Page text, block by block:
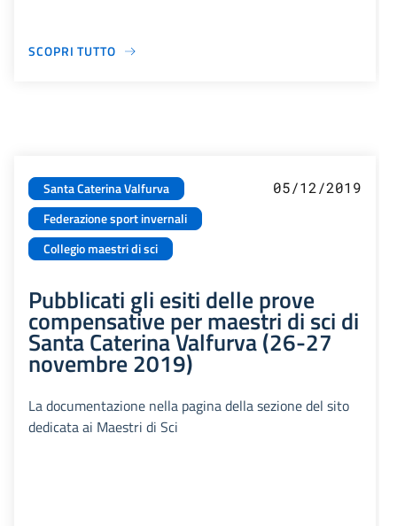
SCOPRI TUTTO
Santa Caterina Valfurva
Federazione sport invernali
Collegio maestri di sci
05/12/2019
Pubblicati gli esiti delle prove
compensative per maestri di sci di
Santa Caterina Valfurva (26-27
novembre 2019)
La documentazione nella pagina della sezione del sito
dedicata ai Maestri di Sci